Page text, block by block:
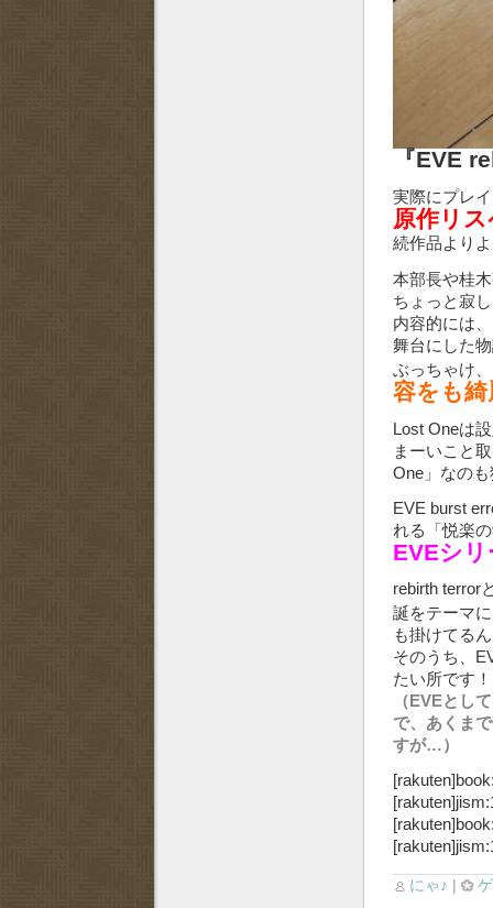
『EVE
実際にプレ
原作リ
続作品より
本部長や桂
ちょっと寂
内容的には
舞台にした
ぶっちゃけ、
容をも
Lost Oneは
まーいこと
One」なの
EVE burst
れる「悦楽
EVEシ
rebirth terror
誕をテーマ
も掛けてる
そのうち、
たい所で
（EVEとし
で、あくま
すが…）
にゃ♪ |